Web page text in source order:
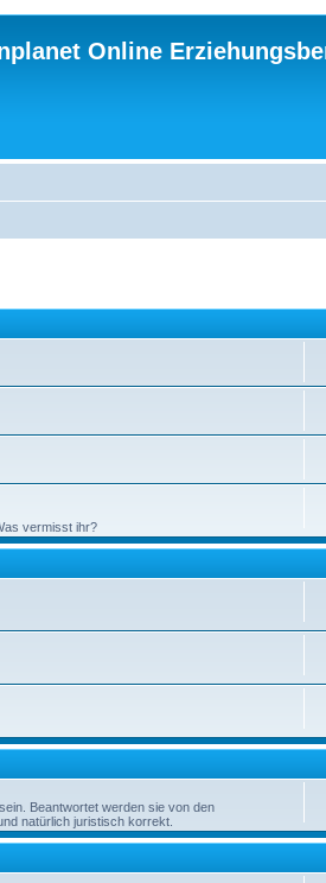
Online
vermisst ihr?
Beantwortet werden sie von den
natürlich juristisch korrekt.